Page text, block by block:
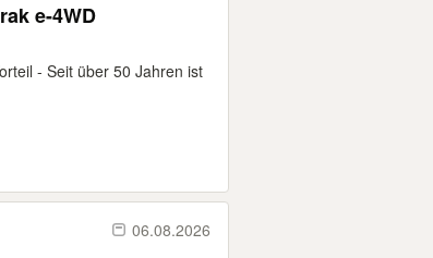
e-4WD
- Seit über 50 Jahren ist
06.08.2026